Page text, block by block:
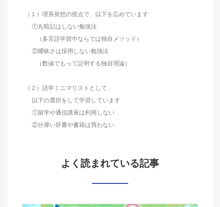
（１）理系発想の視点で、以下を広めています
①丸暗記はしない勉強法
（多言語学習中ならでは独自メソッド）
②曖昧さは採用しない勉強法
（数値でもって証明する独自理論）
（２）語学ミニマリストとして、
以下の選択をして学習しています
①留学や通信講座は利用しない
②分厚い辞書や書籍は買わない
よく読まれている記事